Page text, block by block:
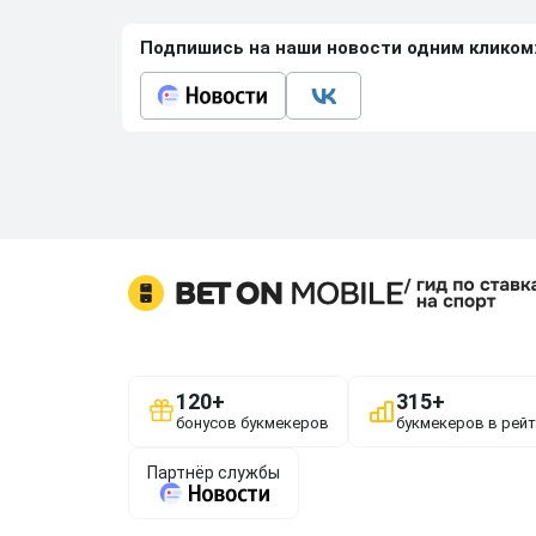
Подпишись на наши новости одним